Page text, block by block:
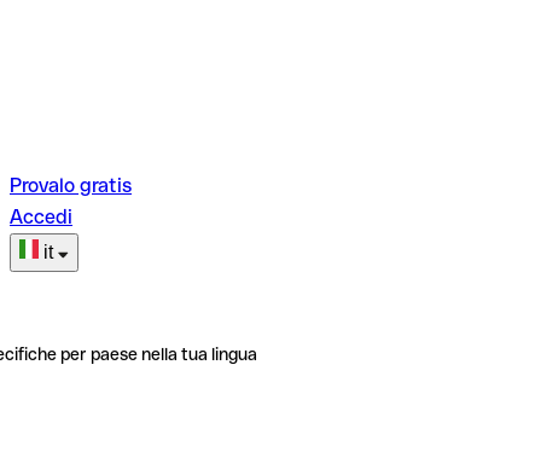
Provalo gratis
Accedi
it
per paese nella tua lingua